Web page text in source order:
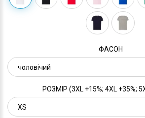
ФАСОН
РОЗМІР (3XL +15%; 4XL +35%;